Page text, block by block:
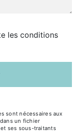
les conditions
sont nécessaires aux
un fichier
ses sous-traitants